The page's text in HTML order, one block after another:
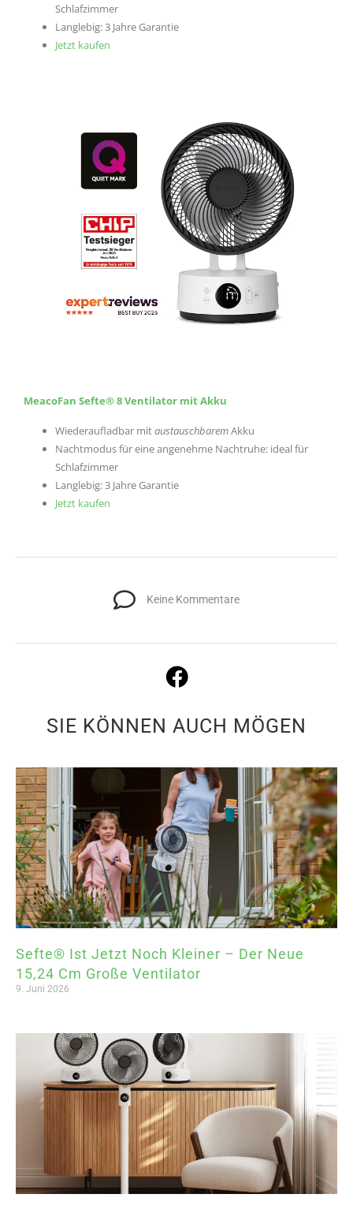
Schlafzimmer
Langlebig: 3 Jahre Garantie
Jetzt kaufen
MeacoFan Sefte® 8 Ventilator mit Akku
Wiederaufladbar mitaustauschbaremAkku
Nachtmodus für eine angenehme Nachtruhe: ideal für
Schlafzimmer
Langlebig: 3 Jahre Garantie
Jetzt kaufen
Keine Kommentare
SIE KÖNNEN AUCH MÖGEN
Sefte® Ist Jetzt Noch Kleiner – Der Neue
15,24 Cm Große Ventilator
9. Juni 2026